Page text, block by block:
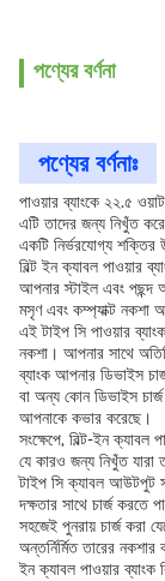
পণ্যের বর্ণনা
পণ্যের বর্ণনাঃ
পাওয়ার ব্যাংকে ২২.৫
এটি তাদের জন্য নিখুঁত
একটি নির্ভরযোগ্য
বিল্ট ইন ক্যাবল পাওয়ার
আপনার স্টাইল এবং পছন্দ
মসৃণ এবং কম্প্যাক্ট নকশা
এই টাইপ সি পাওয়ার
নকশা। আপনার সাথে
ব্যাংক আপনার ডিভাইস
বা অন্য কোন ডিভাইস
আপনাকে কভার করেছে।
সংক্ষেপে, বিল্ট-ইন ক্যাবল
যে কারও জন্য নিখুঁত
টাইপ সি ক্যাবল আউটপুট
দক্ষতার সাথে চার্জ
সহজেই পুনরায় চার্জ করা
অন্তর্নির্মিত তারের
ইন ক্যাবল পাওয়ার